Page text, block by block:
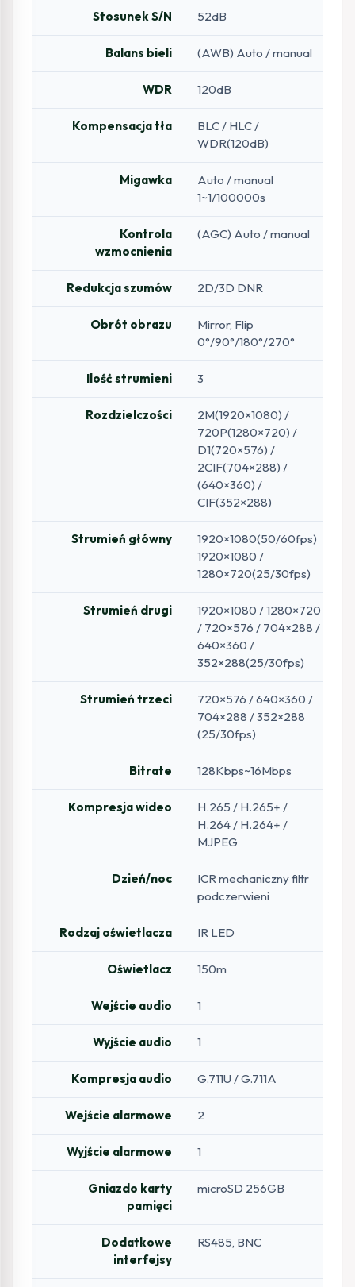
Stosunek S/N 52dB
Balans bieli (AWB) Auto / manual
WDR 120dB
Kompensacja tła
BLC / HLC /
WDR(120dB)
Migawka
Auto / manual
1~1/100000s
Kontrola
wzmocnienia
(AGC) Auto / manual
Redukcja szumów 2D/3D DNR
Obrót obrazu
Mirror, Flip
0°/90°/180°/270°
Ilość strumieni 3
Rozdzielczości
2M(1920×1080) /
720P(1280×720) /
D1(720×576) /
2CIF(704×288) /
(640×360) /
CIF(352×288)
Strumień główny
1920×1080(50/60fps)
1920×1080 /
1280×720(25/30fps)
Strumień drugi
1920×1080 / 1280×720
/ 720×576 / 704×288 /
640×360 /
352×288(25/30fps)
Strumień trzeci
720×576 / 640×360 /
704×288 / 352×288
(25/30fps)
Bitrate 128Kbps~16Mbps
Kompresja wideo
H.265 / H.265+ /
H.264 / H.264+ /
MJPEG
Dzień/noc
ICR mechaniczny filtr
podczerwieni
Rodzaj oświetlacza IR LED
Oświetlacz 150m
Wejście audio 1
Wyjście audio 1
Kompresja audio G.711U / G.711A
Wejście alarmowe 2
Wyjście alarmowe 1
Gniazdo karty
pamięci
microSD 256GB
Dodatkowe
interfejsy
RS485, BNC